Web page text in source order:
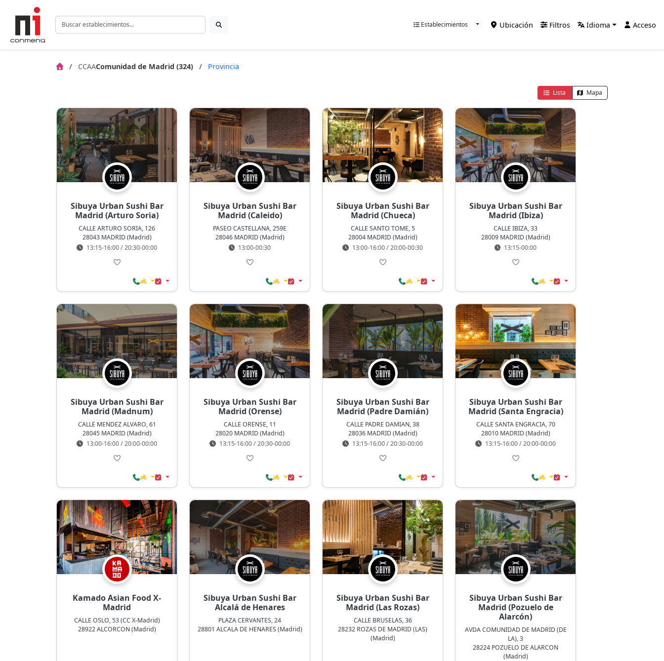
Establecimientos Ubicación Filtros Idioma Acceso
CCAAComunidad de Madrid (324) Provincia
Lista Mapa
Sibuya Urban Sushi Bar
Madrid (Arturo Soria)
CALLE ARTURO SORIA, 126
28043 MADRID (Madrid)
13:15-16:00 / 20:30-00:00
Sibuya Urban Sushi Bar
Madrid (Caleido)
PASEO CASTELLANA, 259E
28046 MADRID (Madrid)
13:00-00:30
Sibuya Urban Sushi Bar
Madrid (Chueca)
CALLE SANTO TOME, 5
28004 MADRID (Madrid)
13:00-16:00 / 20:00-00:30
Sibuya Urban Sushi Bar
Madrid (Ibiza)
CALLE IBIZA, 33
28009 MADRID (Madrid)
13:15-00:00
Sibuya Urban Sushi Bar
Madrid (Madnum)
CALLE MENDEZ ALVARO, 61
28045 MADRID (Madrid)
13:00-16:00 / 20:00-00:00
Sibuya Urban Sushi Bar
Madrid (Orense)
CALLE ORENSE, 11
28020 MADRID (Madrid)
13:15-16:00 / 20:30-00:00
Sibuya Urban Sushi Bar
Madrid (Padre Damián)
CALLE PADRE DAMIAN, 38
28036 MADRID (Madrid)
13:15-16:00 / 20:30-00:00
Sibuya Urban Sushi Bar
Madrid (Santa Engracia)
CALLE SANTA ENGRACIA, 70
28010 MADRID (Madrid)
13:15-16:00 / 20:00-00:00
Kamado Asian Food X-
Madrid
CALLE OSLO, 53 (CC X-Madrid)
28922 ALCORCON (Madrid)
Sibuya Urban Sushi Bar
Alcalá de Henares
PLAZA CERVANTES, 24
28801 ALCALA DE HENARES (Madrid)
Sibuya Urban Sushi Bar
Madrid (Las Rozas)
CALLE BRUSELAS, 36
28232 ROZAS DE MADRID (LAS)
(Madrid)
Sibuya Urban Sushi Bar
Madrid (Pozuelo de
Alarcón)
AVDA COMUNIDAD DE MADRID (DE
LA), 3
28224 POZUELO DE ALARCON
(Madrid)